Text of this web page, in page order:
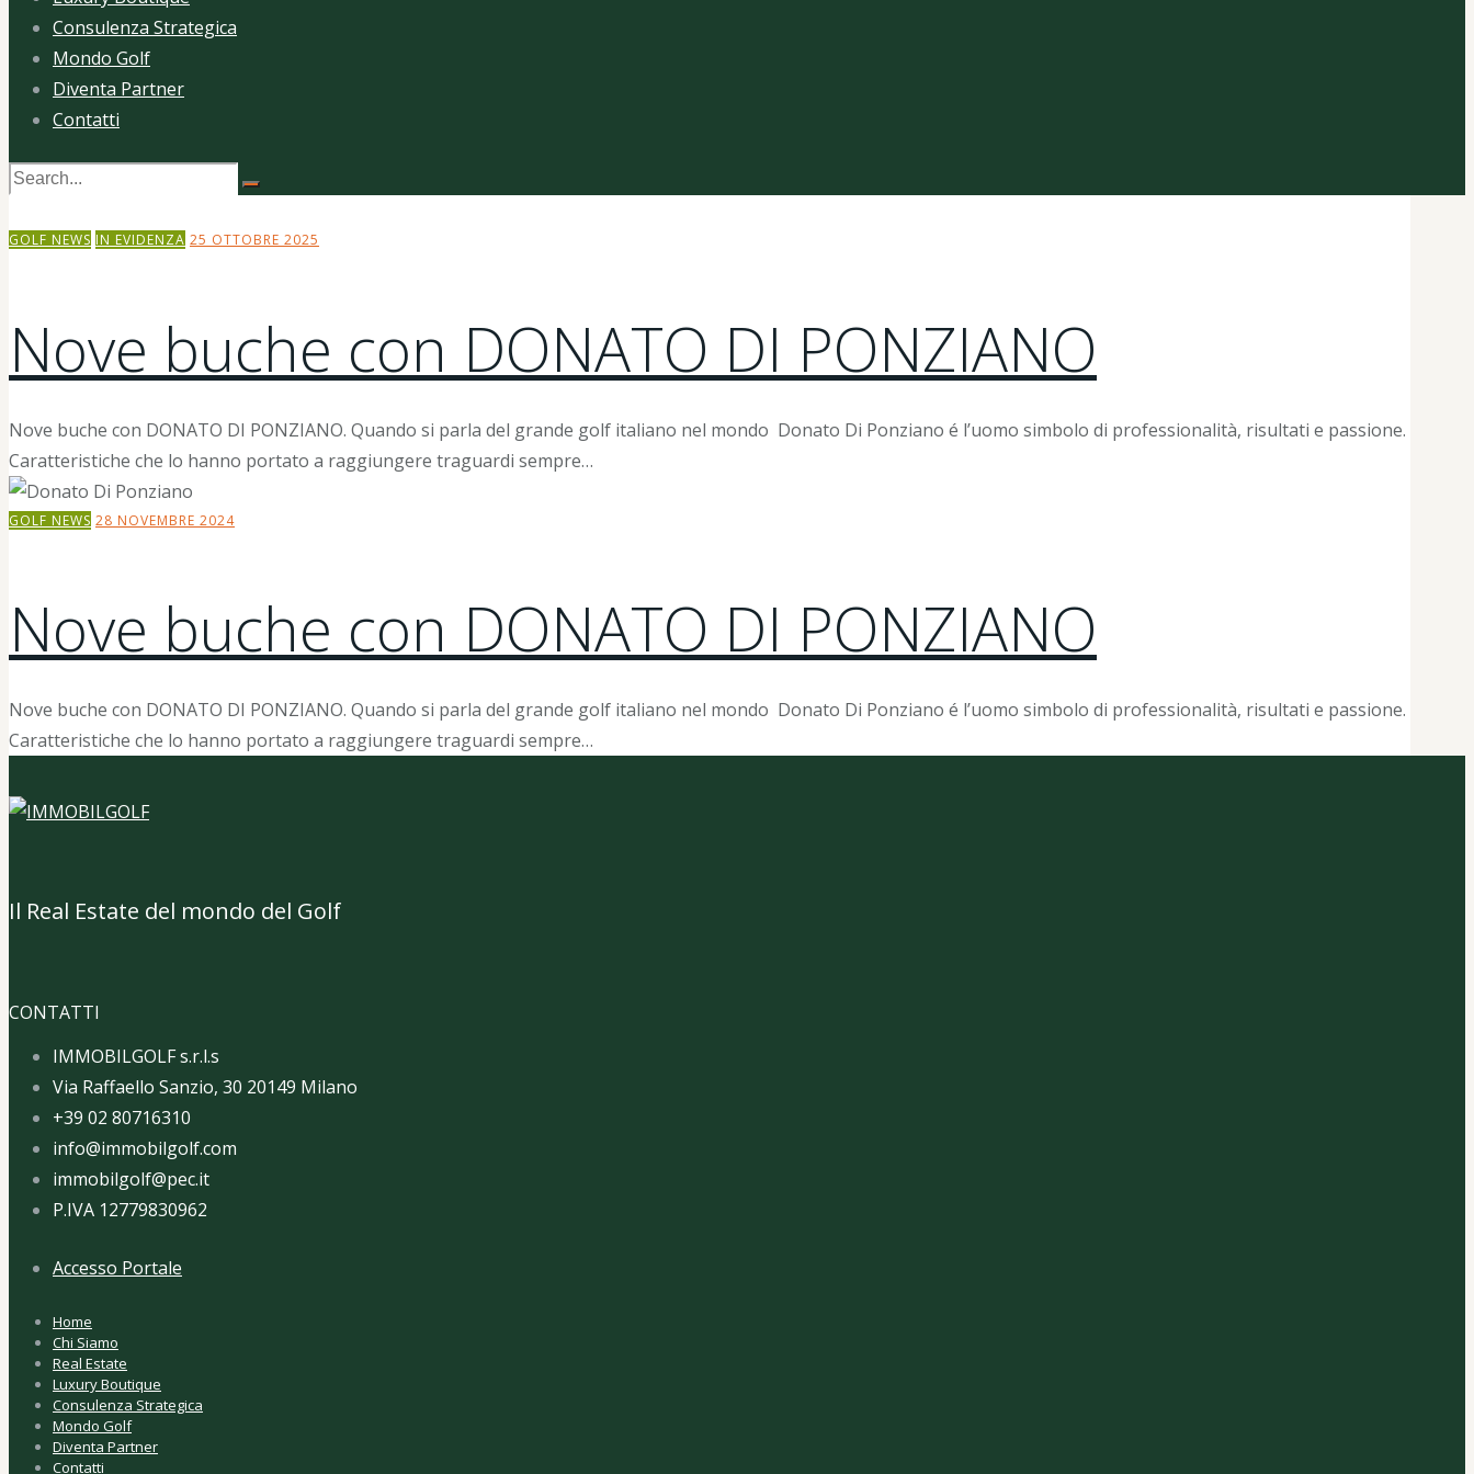
Consulenza Strategica
Mondo Golf
Diventa Partner
Contatti
GOLF NEWS IN EVIDENZA 25 OTTOBRE 2025
Nove buche con DONATO DI PONZIANO
Nove buche con DONATO DI PONZIANO. Quando si parla del grande golf italiano nel mondo Donato Di Ponziano é l’uomo simbolo di professionalità, risultati e passione.
Caratteristiche che lo hanno portato a raggiungere traguardi sempre…
GOLF NEWS 28 NOVEMBRE 2024
Nove buche con DONATO DI PONZIANO
Nove buche con DONATO DI PONZIANO. Quando si parla del grande golf italiano nel mondo Donato Di Ponziano é l’uomo simbolo di professionalità, risultati e passione.
Caratteristiche che lo hanno portato a raggiungere traguardi sempre…
Il Real Estate del mondo del Golf
CONTATTI
IMMOBILGOLF s.r.l.s
Via Raffaello Sanzio, 30 20149 Milano
+39 02 80716310
info@immobilgolf.com
immobilgolf@pec.it
P.IVA 12779830962
Accesso Portale
Home
Chi Siamo
Real Estate
Luxury Boutique
Consulenza Strategica
Mondo Golf
Diventa Partner
Contatti